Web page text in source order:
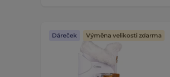
Dáreček Výměna velikosti zdarma